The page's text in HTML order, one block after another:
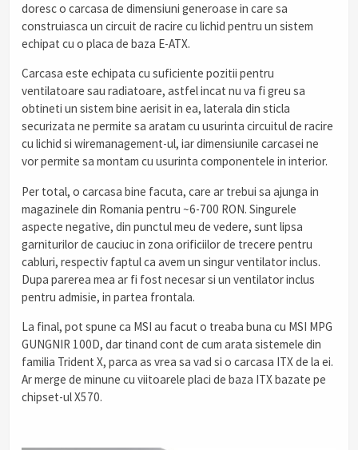
doresc o carcasa de dimensiuni generoase in care sa
construiasca un circuit de racire cu lichid pentru un sistem
echipat cu o placa de baza E-ATX.
Carcasa este echipata cu suficiente pozitii pentru
ventilatoare sau radiatoare, astfel incat nu va fi greu sa
obtineti un sistem bine aerisit in ea, laterala din sticla
securizata ne permite sa aratam cu usurinta circuitul de racire
cu lichid si wiremanagement-ul, iar dimensiunile carcasei ne
vor permite sa montam cu usurinta componentele in interior.
Per total, o carcasa bine facuta, care ar trebui sa ajunga in
magazinele din Romania pentru ~6-700 RON. Singurele
aspecte negative, din punctul meu de vedere, sunt lipsa
garniturilor de cauciuc in zona orificiilor de trecere pentru
cabluri, respectiv faptul ca avem un singur ventilator inclus.
Dupa parerea mea ar fi fost necesar si un ventilator inclus
pentru admisie, in partea frontala.
La final, pot spune ca MSI au facut o treaba buna cu MSI MPG
GUNGNIR 100D, dar tinand cont de cum arata sistemele din
familia Trident X, parca as vrea sa vad si o carcasa ITX de la ei.
Ar merge de minune cu viitoarele placi de baza ITX bazate pe
chipset-ul X570.